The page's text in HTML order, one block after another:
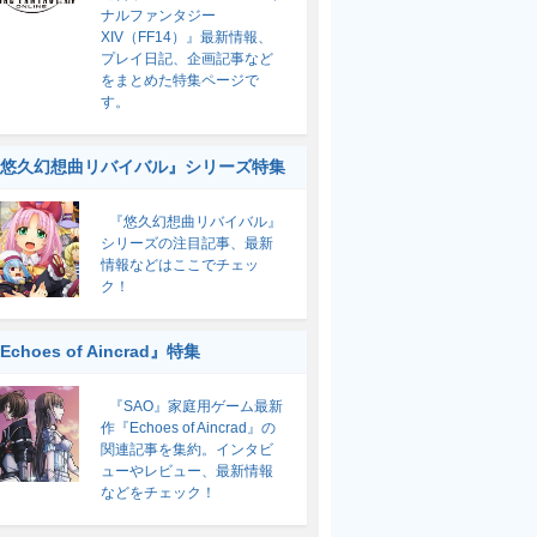
ナルファンタジー
XIV（FF14）』最新情報、
プレイ日記、企画記事など
をまとめた特集ページで
す。
久幻想曲リバイバル』シリーズ特集
『悠久幻想曲リバイバル』
シリーズの注目記事、最新
情報などはここでチェッ
ク！
of Aincrad』特集
『SAO』家庭用ゲーム最新
作『Echoes of Aincrad』の
関連記事を集約。インタビ
ューやレビュー、最新情報
などをチェック！